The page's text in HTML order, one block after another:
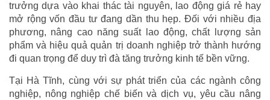
trưởng dựa vào khai thác tài nguyên, lao động giá rẻ hay
mở rộng vốn đầu tư đang dần thu hẹp. Đối với nhiều địa
phương, nâng cao năng suất lao động, chất lượng sản
phẩm và hiệu quả quản trị doanh nghiệp trở thành hướng
đi quan trọng để duy trì đà tăng trưởng kinh tế bền vững.
Tại Hà Tĩnh, cùng với sự phát triển của các ngành công
nghiệp, nông nghiệp chế biến và dịch vụ, yêu cầu nâng